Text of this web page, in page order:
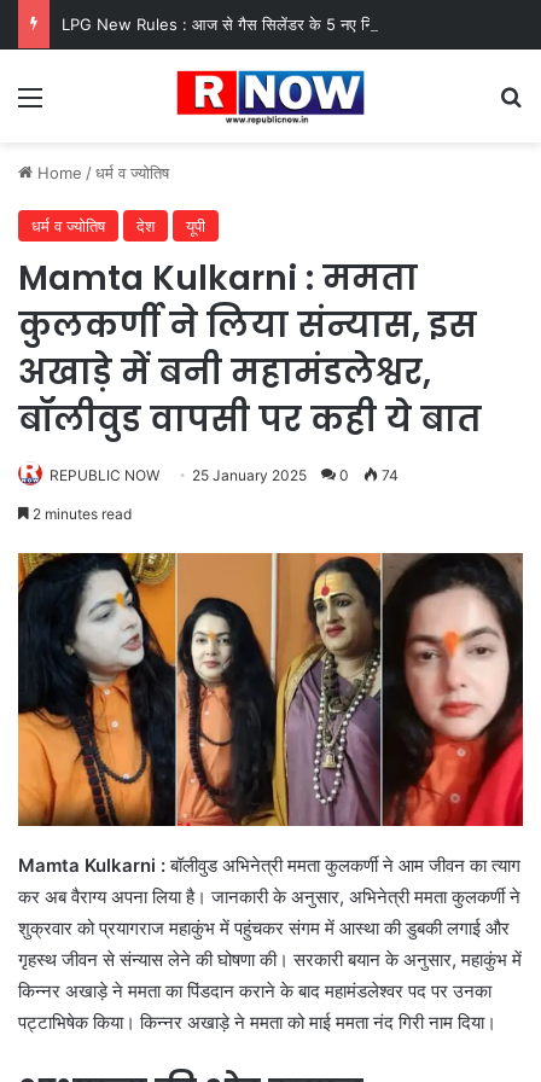
Menu
Home /धर्म व ज्योतिष
धर्म व ज्योतिष देश यूपी
Mamta Kulkarni : ममता
कुलकर्णी ने लिया संन्यास, इस
अखाड़े में बनी महामंडलेश्वर,
बॉलीवुड वापसी पर कही ये बात
REPUBLIC NOW 25 January 2025 0 74
2 minutes read
Mamta Kulkarni :बॉलीवुड अभिनेत्री ममता कुलकर्णी ने आम जीवन का त्याग
कर अब वैराग्य अपना लिया है। जानकारी के अनुसार, अभिनेत्री ममता कुलकर्णी ने
शुक्रवार को प्रयागराज महाकुंभ में पहुंचकर संगम में आस्था की डुबकी लगाई और
गृहस्थ जीवन से संन्यास लेने की घोषणा की। सरकारी बयान के अनुसार, महाकुंभ में
किन्नर अखाड़े ने ममता का पिंडदान कराने के बाद महामंडलेश्वर पद पर उनका
पट्टाभिषेक किया। किन्नर अखाड़े ने ममता को माई ममता नंद गिरी नाम दिया।